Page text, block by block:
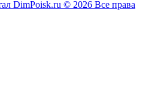
DimPoisk.ru © 2026 Все права